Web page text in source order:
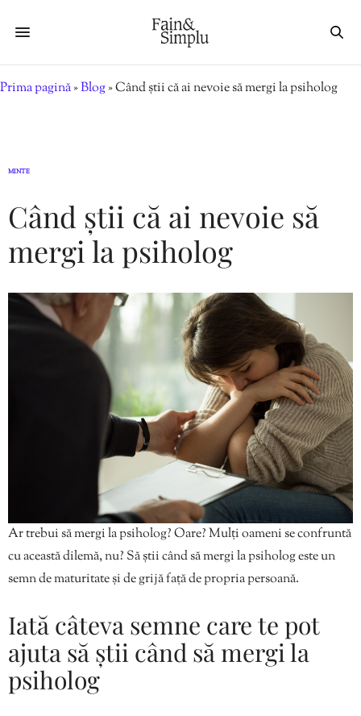
Prima pagină»Blog»Când știi că ai nevoie să mergi la psiholog
MINTE
Când știi că ai nevoie să
mergi la psiholog
Ar trebui să mergi la psiholog? Oare? Mulți oameni se confruntă
cu această dilemă, nu? Să știi când să mergi la psiholog este un
semn de maturitate și de grijă față de propria persoană.
Iată câteva semne care te pot
ajuta să știi când să mergi la
psiholog